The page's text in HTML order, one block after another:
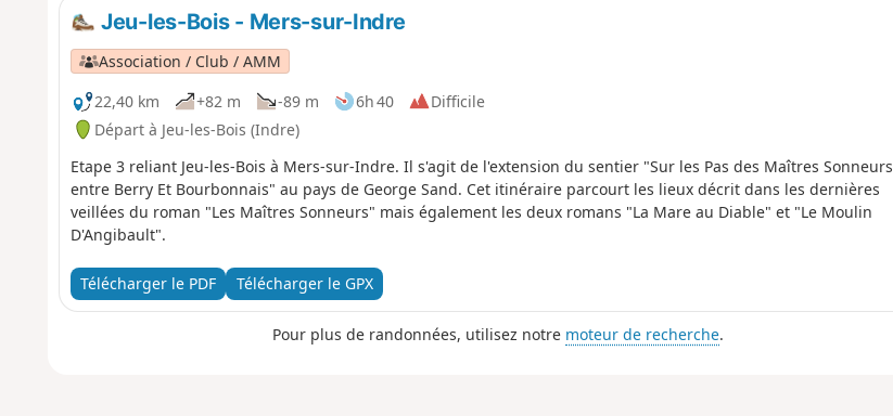
Jeu-les-Bois - Mers-sur-Indre
Association / Club / AMM
22,40 km
+82 m -89 m 6h 40
Difficile
Départ à Jeu-les-Bois (Indre)
Etape 3 reliant Jeu-les-Bois à Mers-sur-Indre. Il s'agit de l'extension du sentier "Sur les Pas des Maîtres Sonneurs
entre Berry Et Bourbonnais" au pays de George Sand. Cet itinéraire parcourt les lieux décrit dans les dernières
veillées du roman "Les Maîtres Sonneurs" mais également les deux romans "La Mare au Diable" et "Le Moulin
D'Angibault".
Télécharger le PDF Télécharger le GPX
Pour plus de randonnées, utilisez notre moteur de recherche.